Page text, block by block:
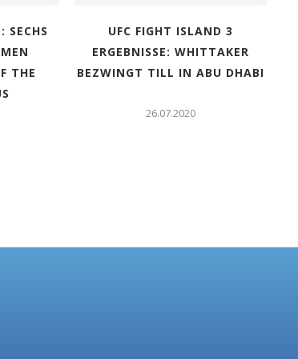
SECHS
THE
UFC FIGHT ISLAND 3
ERGEBNISSE: WHITTAKER
BEZWINGT TILL IN ABU DHABI
26.07.2020